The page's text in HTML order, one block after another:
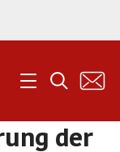
Menü Suche
der